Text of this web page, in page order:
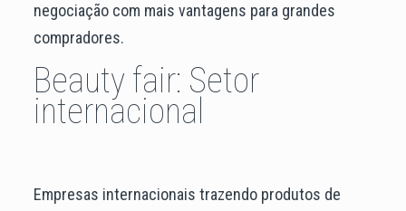
negociação com mais vantagens para grandes
compradores.
Beauty fair: Setor
internacional
Empresas internacionais trazendo produtos de